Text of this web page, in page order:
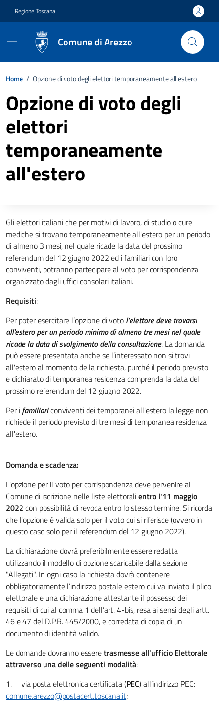
Regione Toscana
Comune di Arezzo
Home / Opzione di voto degli elettori temporaneamente all'estero
Opzione di voto degli
elettori
temporaneamente
all'estero
Descrizione completa
Gli elettori italiani che per motivi di lavoro, di studio o cure
mediche si trovano temporaneamente all'estero per un periodo
di almeno 3 mesi, nel quale ricade la data del prossimo
referendum del 12 giugno 2022 ed i familiari con loro
conviventi, potranno partecipare al voto per corrispondenza
organizzato dagli uffici consolari italiani.
Requisiti:
Per poter esercitare l’opzione di voto l’elettore deve trovarsi
all'estero per un periodo minimo di almeno tre mesi nel quale
ricade la data di svolgimento della consultazione. La domanda
può essere presentata anche se l’interessato non si trovi
all'estero al momento della richiesta, purché il periodo previsto
e dichiarato di temporanea residenza comprenda la data del
prossimo referendum del 12 giugno 2022.
Per i familiariconviventi dei temporanei all'estero la legge non
richiede il periodo previsto di tre mesi di temporanea residenza
all'estero.
Domanda e scadenza:
L'opzione per il voto per corrispondenza deve pervenire al
Comune di iscrizione nelle liste elettoralientro l'11 maggio
2022 con possibilità di revoca entro lo stesso termine. Si ricorda
che l'opzione è valida solo per il voto cui si riferisce (ovvero in
questo caso solo per il referendum del 12 giugno 2022).
La dichiarazione dovrà preferibilmente essere redatta
utilizzando il modello di opzione scaricabile dalla sezione
"Allegati". In ogni caso la richiesta dovrà contenere
obbligatoriamente l’indirizzo postale estero cui va inviato il plico
elettorale e una dichiarazione attestante il possesso dei
requisiti di cui al comma 1 dell’art. 4-bis, resa ai sensi degli artt.
46 e 47 del D.P.R. 445/2000, e corredata di copia di un
documento di identità valido.
Le domande dovranno esseretrasmesse all'ufficio Elettorale
attraverso una delle seguenti modalità:
1. via posta elettronica certificata (PEC) all’indirizzo PEC:
comune.arezzo@postacert.toscana.it;